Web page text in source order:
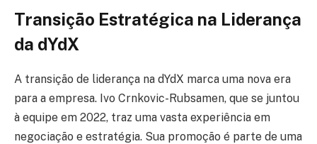
Transição Estratégica na Liderança
da dYdX
A transição de liderança na dYdX marca uma nova era
para a empresa. Ivo Crnkovic-Rubsamen, que se juntou
à equipe em 2022, traz uma vasta experiência em
negociação e estratégia. Sua promoção é parte de uma